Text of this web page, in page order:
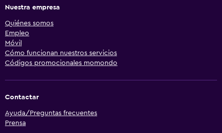
Nuestra empresa
Quiénes somos
Empleo
Móvil
Cómo funcionan nuestros servicios
Códigos promocionales momondo
Contactar
Ayuda/Preguntas frecuentes
Prensa